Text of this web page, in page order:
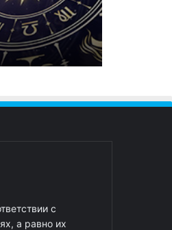
с
а равно их